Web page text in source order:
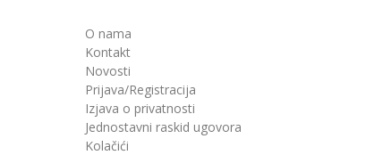
O nama
Kontakt
Novosti
Prijava/Registracija
Izjava o privatnosti
Jednostavni raskid ugovora
Kolačići